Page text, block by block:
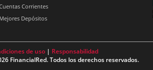
Corrientes
Mejores Depósitos
de uso | Responsabilidad
FinancialRed. Todos los derechos reservados.